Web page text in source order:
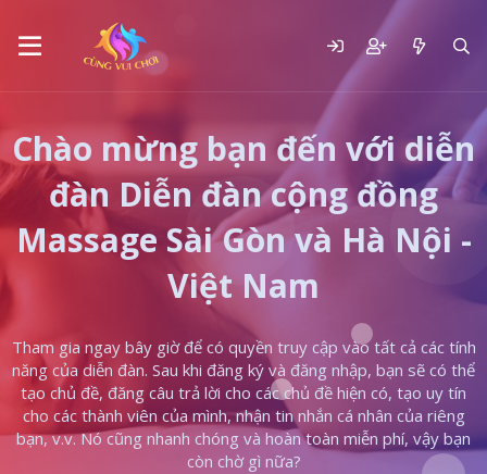
Chào mừng bạn đến với diễn
đàn Diễn đàn cộng đồng
Massage Sài Gòn và Hà Nội -
Việt Nam
Tham gia ngay bây giờ để có quyền truy cập vào tất cả các tính
năng của diễn đàn. Sau khi đăng ký và đăng nhập, bạn sẽ có thể
tạo chủ đề, đăng câu trả lời cho các chủ đề hiện có, tạo uy tín
cho các thành viên của mình, nhận tin nhắn cá nhân của riêng
bạn, v.v. Nó cũng nhanh chóng và hoàn toàn miễn phí, vậy bạn
còn chờ gì nữa?